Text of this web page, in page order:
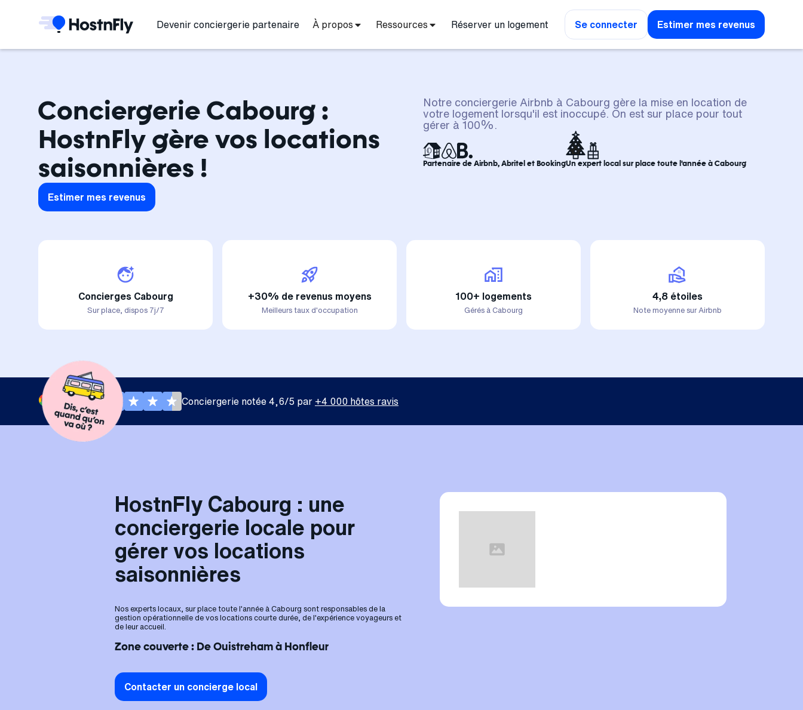
Devenir conciergerie partenaire À propos Ressources Réserver un logement Se connecter Estimer mes revenus
Conciergerie Cabourg :
HostnFly gère vos locations
saisonnières !
Estimer mes revenus
Notre conciergerie Airbnb à Cabourg gère la mise en location de
votre logement lorsqu'il est inoccupé. On est sur place pour tout
gérer à 100%.
Partenaire de Airbnb, Abritel et BookingUn expert local sur place toute l'année à Cabourg
Concierges Cabourg
Sur place, dispos 7j/7
+30% de revenus moyens
Meilleurs taux d'occupation
100+ logements
Gérés à Cabourg
4,8 étoiles
Note moyenne sur Airbnb
Conciergerie notée 4,6/5 par +4 000 hôtes ravis
HostnFly Cabourg : une
conciergerie locale pour
gérer vos locations
saisonnières
Nos experts locaux, sur place toute l'année à Cabourg sont responsables de la
gestion opérationnelle de vos locations courte durée, de l'expérience voyageurs et
de leur accueil.
Zone couverte : De Ouistreham à Honfleur
Contacter un concierge local